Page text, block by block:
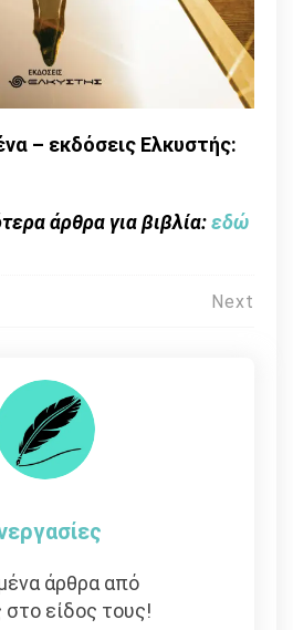
– εκδόσεις Ελκυστής:
άρθρα για βιβλία:εδώ
Next
άρθρα από
στο είδος τους!